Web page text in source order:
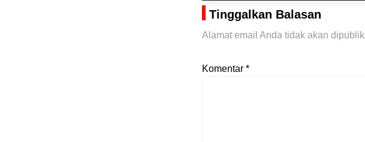
Tinggalkan Balasan
Alamat email Anda tidak akan
Komentar *